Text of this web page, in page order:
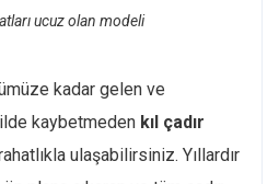
ucuz olan modeli
kadar gelen ve
kaybetmeden kıl çadır
ulaşabilirsiniz. Yıllardır